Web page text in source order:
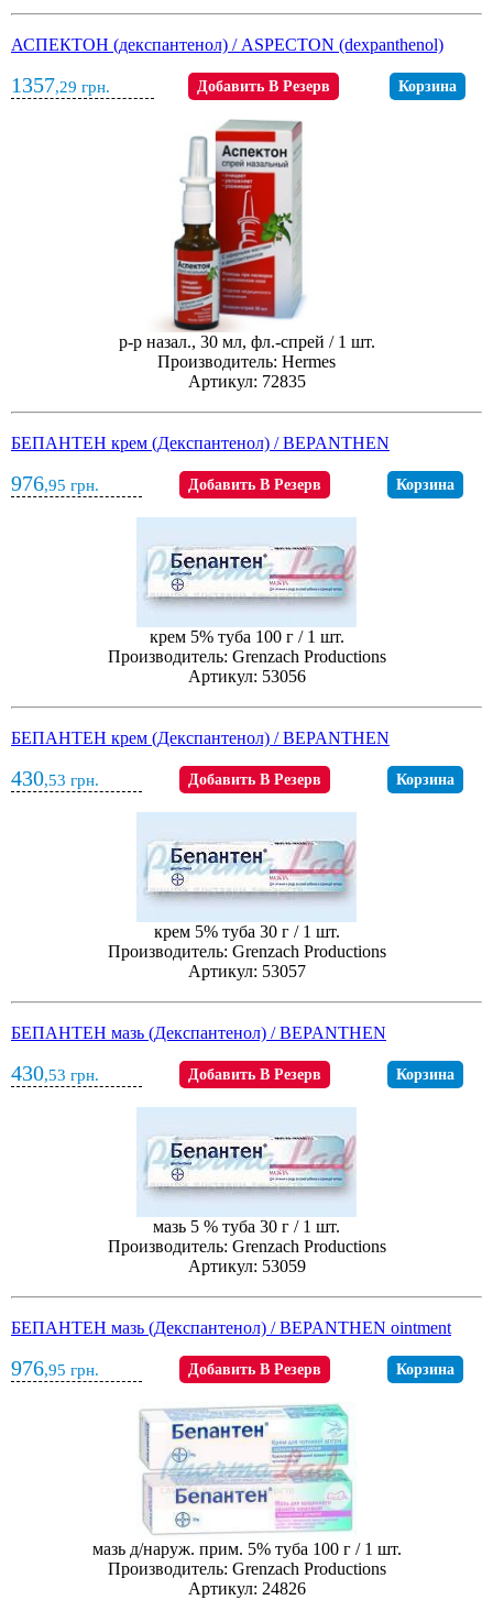
АСПЕКТОН (декспантенол) / ASPECTON (dexpanthenol)
1357,29 грн. Добавить В Резерв Корзина
р-р назал., 30 мл, фл.-спрей / 1 шт.
Производитель: Hermes
Артикул: 72835
БЕПАНТЕН крем (Декспантенол) / BEPANTHEN
976,95 грн. Добавить В Резерв Корзина
крем 5% туба 100 г / 1 шт.
Производитель: Grenzach Productions
Артикул: 53056
БЕПАНТЕН крем (Декспантенол) / BEPANTHEN
430,53 грн. Добавить В Резерв Корзина
крем 5% туба 30 г / 1 шт.
Производитель: Grenzach Productions
Артикул: 53057
БЕПАНТЕН мазь (Декспантенол) / BEPANTHEN
430,53 грн. Добавить В Резерв Корзина
мазь 5 % туба 30 г / 1 шт.
Производитель: Grenzach Productions
Артикул: 53059
БЕПАНТЕН мазь (Декспантенол) / BEPANTHEN ointment
976,95 грн. Добавить В Резерв Корзина
мазь д/наруж. прим. 5% туба 100 г / 1 шт.
Производитель: Grenzach Productions
Артикул: 24826